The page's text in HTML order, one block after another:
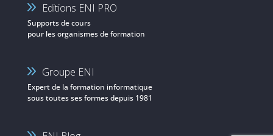
Editions ENI PRO
Supports de cours
pour les organismes de formation
Groupe ENI
Expert de la formation informatique
sous toutes ses formes depuis 1981